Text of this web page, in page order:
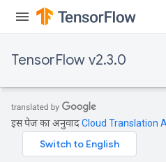
TensorFlow v2.3.0
इस पेज का अनुवादCloud Translation